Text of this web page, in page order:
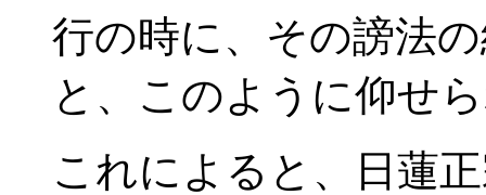
行の時に、その謗法
と、このように仰せ
これによると、日蓮